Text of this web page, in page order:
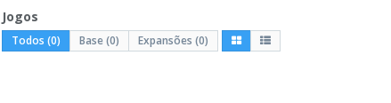
Jogos
Todos (0) Base (0) Expansões (0)